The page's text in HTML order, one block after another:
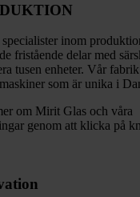
inom
fristående delar med
tusen enheter. Vår
som är unika i
om Mirit Glas och våra
genom att klicka på